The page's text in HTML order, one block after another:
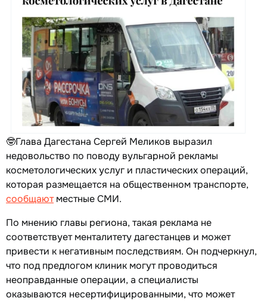
🤓Глава Дагестана Сергей Меликов выразил
недовольство по поводу вульгарной рекламы
косметологических услуг и пластических операций,
которая размещается на общественном транспорте,
сообщаютместные СМИ.
По мнению главы региона, такая реклама не
соответствует менталитету дагестанцев и может
привести к негативным последствиям. Он подчеркнул,
что под предлогом клиник могут проводиться
неоправданные операции, а специалисты
оказываются несертифицированными, что может